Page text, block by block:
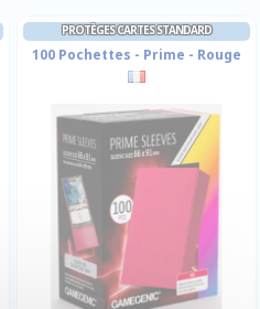
PROTÈGES CARTES STANDARD
100 Pochettes - Prime - Rouge